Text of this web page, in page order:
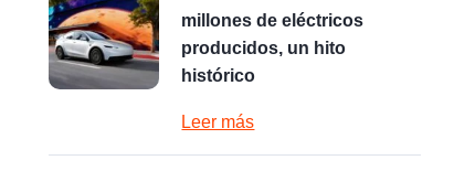
millones de eléctricos
producidos, un hito
histórico
Leer más